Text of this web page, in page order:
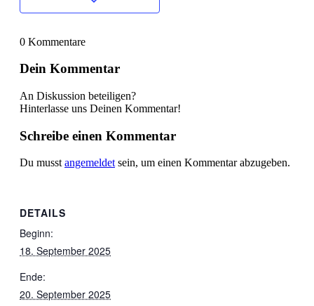
0 Kommentare
Dein Kommentar
An Diskussion beteiligen?
Hinterlasse uns Deinen Kommentar!
Schreibe einen Kommentar
Du musstangemeldetsein, um einen Kommentar abzugeben.
DETAILS
Beginn:
18. September 2025
Ende:
20. September 2025